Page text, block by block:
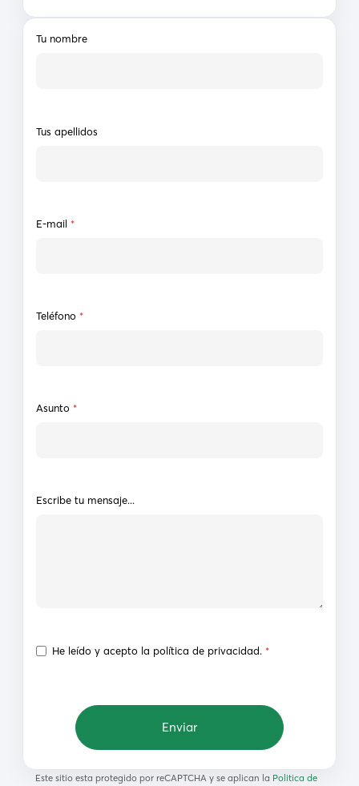
Tu nombre
Tus apellidos
E-mail *
Teléfono *
Asunto *
Escribe tu mensaje...
He leído y acepto la política de privacidad. *
Enviar
Este sitio esta protegido por reCAPTCHA y se aplican la Politica de